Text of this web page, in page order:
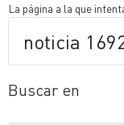
La página a la que
Buscar en